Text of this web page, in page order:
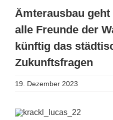
Ämterausbau
alle Freunde der
künftig das
Zukunftsfragen
19. Dezember 2023